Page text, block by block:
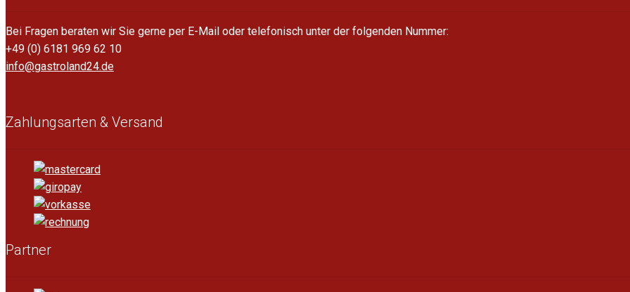
Bei Fragen beraten wir Sie gerne per E-Mail oder telefonisch unter der folgenden Nummer:
+49 (0) 6181 969 62 10
info@gastroland24.de
Zahlungsarten & Versand
Partner